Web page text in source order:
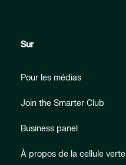
Sur
Pour les médias
Join the Smarter Club
Business panel
À propos de la cellule verte